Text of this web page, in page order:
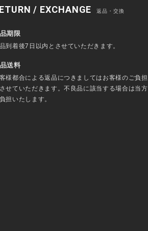
/ EXCHANGE 返品・交換
期限
到着後7日以内とさせていただきます。
送料
様都合による返品につきましてはお客様のご負担
せていただきます。不良品に該当する場合は当方
担いたします。